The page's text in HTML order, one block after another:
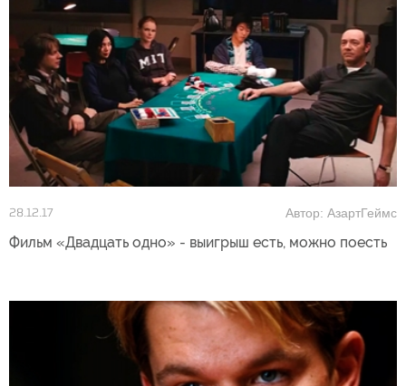
28.12.17 Автор: АзартГеймс
Фильм «Двадцать одно» - выигрыш есть, можно поесть